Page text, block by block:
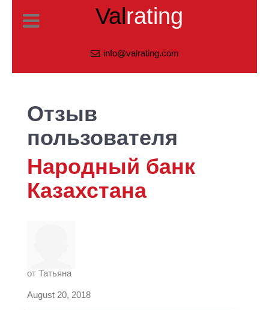
Valrating
info@valrating.com
Отзыв
пользователя
Народный банк
Казахстана
от Татьяна
August 20, 2018